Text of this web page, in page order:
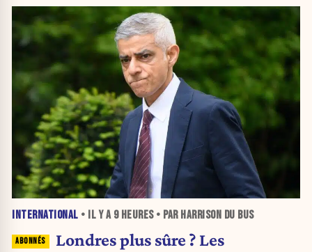
INTERNATIONAL • IL Y A 9 HEURES• PAR HARRISON DU BUS
Londres plus sûre ? Les